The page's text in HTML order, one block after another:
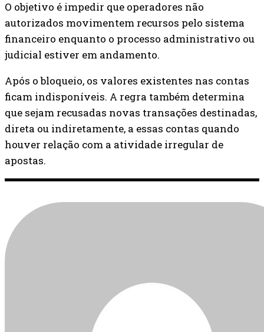
O objetivo é impedir que operadores não
autorizados movimentem recursos pelo sistema
financeiro enquanto o processo administrativo ou
judicial estiver em andamento.
Após o bloqueio, os valores existentes nas contas
ficam indisponíveis. A regra também determina
que sejam recusadas novas transações destinadas,
direta ou indiretamente, a essas contas quando
houver relação com a atividade irregular de
apostas.